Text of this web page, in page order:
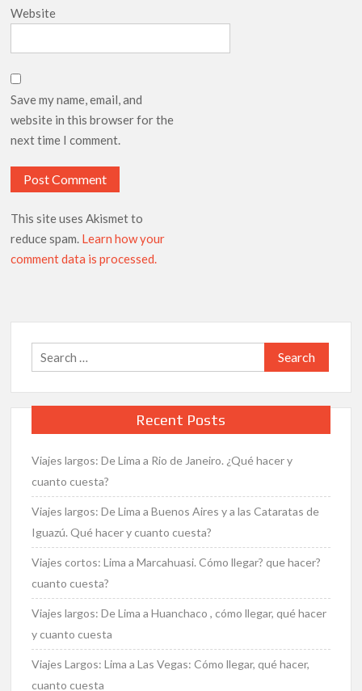
Website
Save my name, email, and
website in this browser for the
next time I comment.
This site uses Akismet to
reduce spam. Learn how your
comment data is processed.
Search
for:
Recent Posts
Viajes largos: De Lima a Rio de Janeiro. ¿Qué hacer y
cuanto cuesta?
Viajes largos: De Lima a Buenos Aires y a las Cataratas de
Iguazú. Qué hacer y cuanto cuesta?
Viajes cortos: Lima a Marcahuasi. Cómo llegar? que hacer?
cuanto cuesta?
Viajes largos: De Lima a Huanchaco , cómo llegar, qué hacer
y cuanto cuesta
Viajes Largos: Lima a Las Vegas: Cómo llegar, qué hacer,
cuanto cuesta